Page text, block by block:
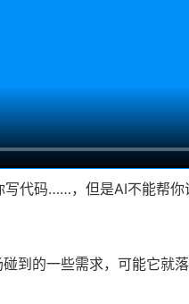
代码……，但是AI不能帮你
到的一些需求，可能它就落